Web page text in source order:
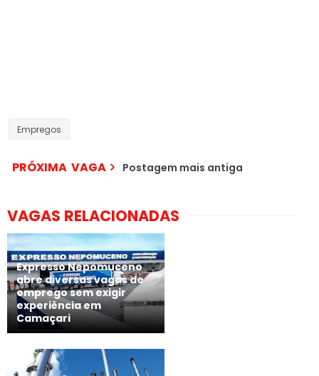
Empregos
PRÓXIMA VAGA Postagem mais antiga
VAGAS RELACIONADAS
Expresso Nepomuceno
abre diversas vagas de
emprego sem exigir
experiência em
Camaçari